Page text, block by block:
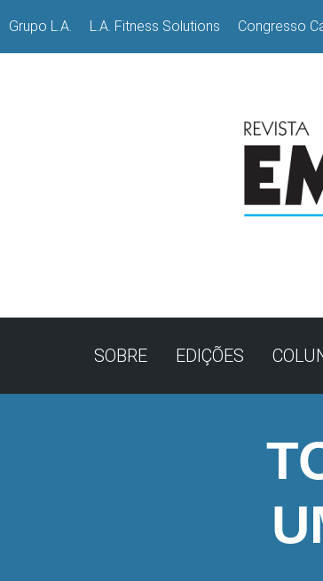
Grupo L.A. L.A. Fitness Solutions Congresso
SOBRE EDIÇÕES